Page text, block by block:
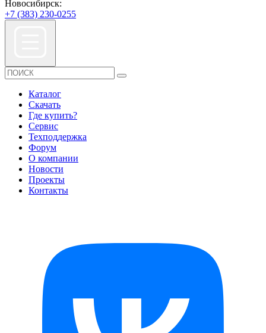
Новосибирск:
+7 (383) 230-0255
Каталог
Скачать
Где купить?
Сервис
Техподдержка
Форум
О компании
Новости
Проекты
Контакты